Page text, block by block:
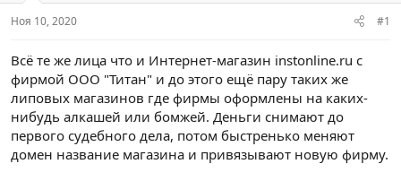
е
м
ч
а
Ноя 10, 2020 #1
Всё те же лица что и Интернет-магазин instonline.ru с
фирмой ООО "Титан" и до этого ещё пару таких же
липовых магазинов где фирмы оформлены на каких-
нибудь алкашей или бомжей. Деньги снимают до
первого судебного дела, потом быстренько меняют
домен название магазина и привязывают новую фирму.